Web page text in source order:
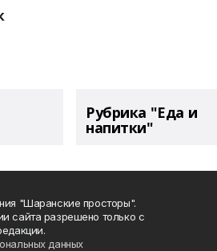
Рубрика "Еда и
напитки"
"Шаранские просторы".
сайта разрешено только с
данных